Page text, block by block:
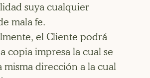
suya cualquier
mala fe.
el Cliente podrá
copia impresa la cual se
misma dirección a la cual